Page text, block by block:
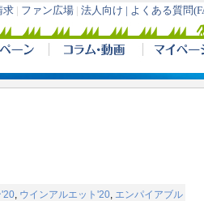
'20, ウインアルエット'20, エンパイアブル